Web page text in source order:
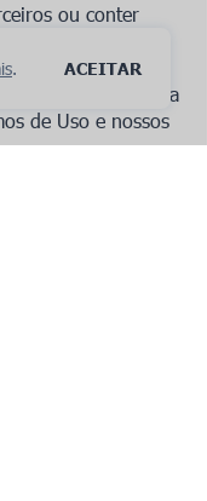
. ACEITAR
ou conter
a qualquer
sob as leis ou
outra forma possa
de Uso e nossos